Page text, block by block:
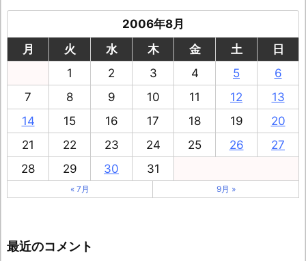
2006年8月
月
火 水 木 金 土
日
1
2 3 4 5
6
7
8 9 10 11 12
13
14
15 16 17 18 19
20
21
22 23 24 25 26
27
28
29 30 31
« 7月 9月 »
最近のコメント